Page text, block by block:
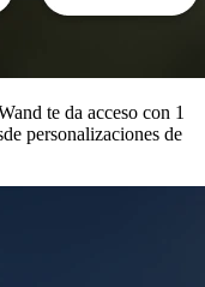
te da acceso con 1
personalizaciones de